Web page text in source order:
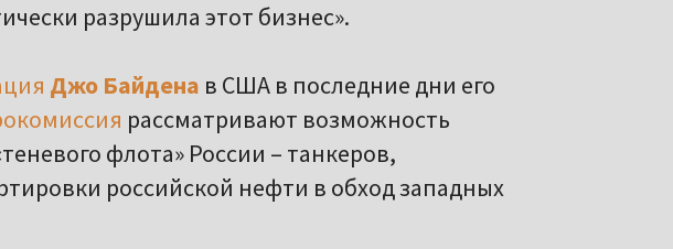
разрушила этот бизнес».
Джо Байдена в США в последние дни его
рассматривают возможность
флота» России – танкеров,
российской нефти в обход западных